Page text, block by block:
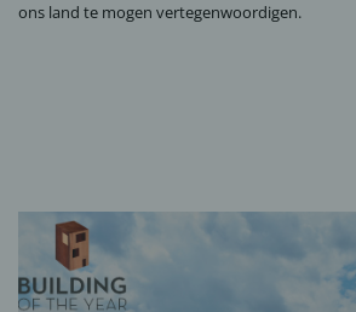
ons land te mogen vertegenwoordigen.